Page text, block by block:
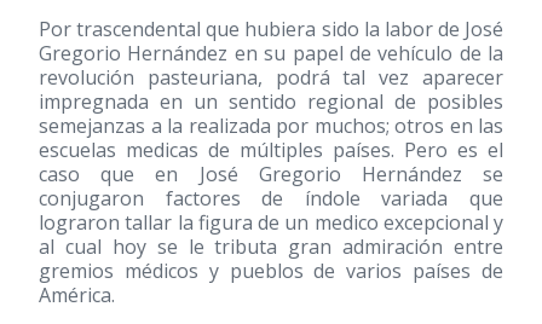
Por trascendental que hubiera sido la labor de José
Gregorio Hernández en su papel de vehículo de la
revolución pasteuriana, podrá tal vez aparecer
impregnada en un sentido regional de posibles
semejanzas a la realizada por muchos; otros en las
escuelas medicas de múltiples países. Pero es el
caso que en José Gregorio Hernández se
conjugaron factores de índole variada que
lograron tallar la figura de un medico excepcional y
al cual hoy se le tributa gran admiración entre
gremios médicos y pueblos de varios países de
América.